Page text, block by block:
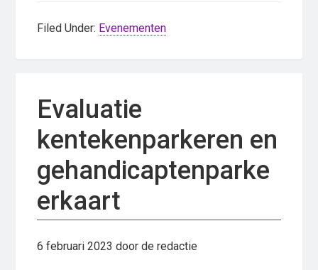
Filed Under: Evenementen
Evaluatie
kentekenparkeren en
gehandicaptenparke
erkaart
6 februari 2023 door de redactie